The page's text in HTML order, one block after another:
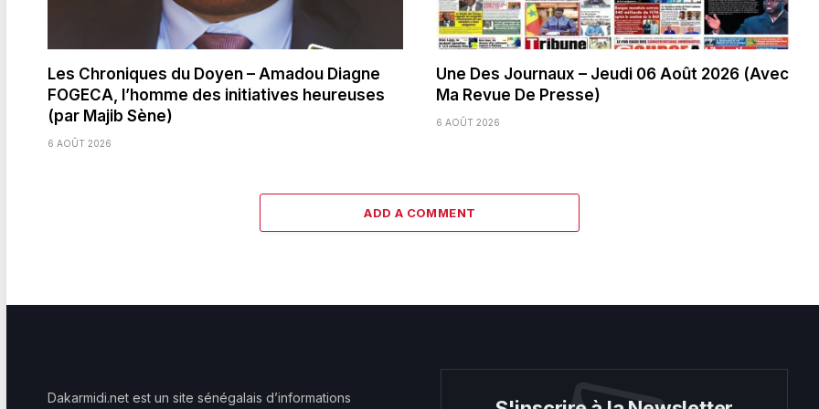
Les Chroniques du Doyen – Amadou Diagne
FOGECA, l’homme des initiatives heureuses
(par Majib Sène)
6 AOÛT 2026
Une Des Journaux – Jeudi 06 Août 2026 (Avec
Ma Revue De Presse)
6 AOÛT 2026
ADD A COMMENT
Dakarmidi.net est un site sénégalais d’informations